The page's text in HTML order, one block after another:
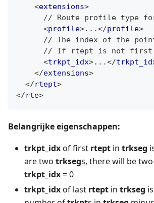
<extensions>
// Route profile type
<profile>...</profile>
// The index of the
// If rtept is not
<trkpt_idx>...</
</extensions>
</rtept>
</rte>
Belangrijke eigenschappen:
trkpt_idxof first rtept in trkseg
are two trksegs, there will be two
trkpt_idx= 0
trkpt_idxof last rtept in trkseg